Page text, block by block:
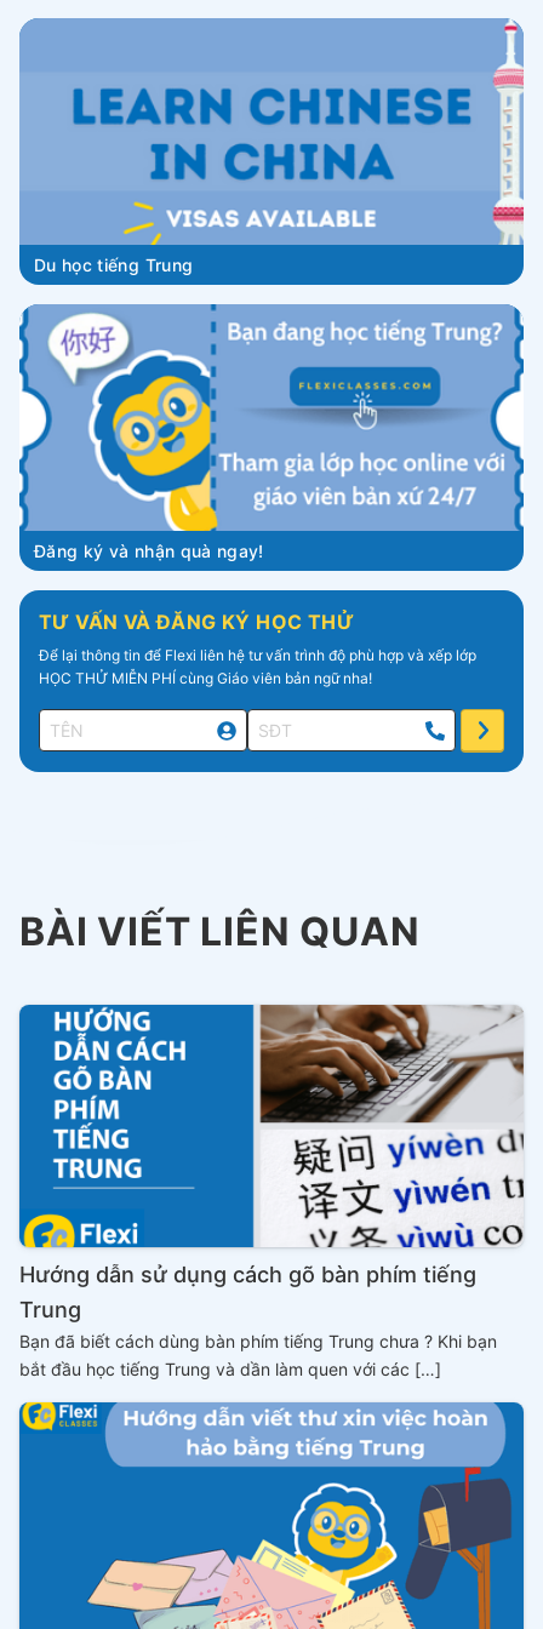
Du học tiếng Trung
Đăng ký và nhận quà ngay!
TƯ VẤN VÀ ĐĂNG KÝ HỌC THỬ
Để lại thông tin để Flexi liên hệ tư vấn trình độ phù hợp và xếp lớp
HỌC THỬ MIỄN PHÍ cùng Giáo viên bản ngữ nha!
BÀI VIẾT LIÊN QUAN
Hướng dẫn sử dụng cách gõ bàn phím tiếng
Trung
Bạn đã biết cách dùng bàn phím tiếng Trung chưa ? Khi bạn
bắt đầu học tiếng Trung và dần làm quen với các […]